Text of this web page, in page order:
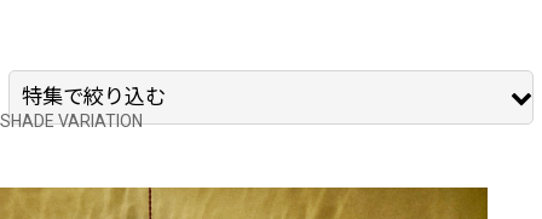
並び順:
特集で絞り込む
切子ランプ